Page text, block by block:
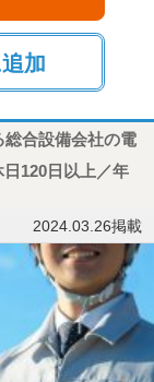
加
総合設備会社の電
120日以上／年
2024.03.26掲載